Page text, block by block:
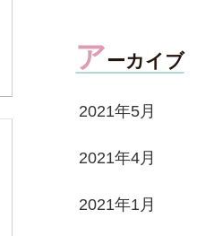
アーカイブ
2021年5月
2021年4月
2021年1月